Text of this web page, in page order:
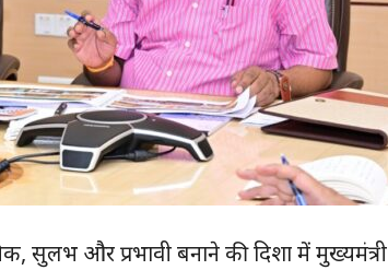
सुलभ और प्रभावी बनाने की दिशा में मुख्यमंत्री